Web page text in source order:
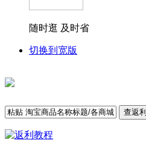
随时逛 及时省
切换到宽版
查返利